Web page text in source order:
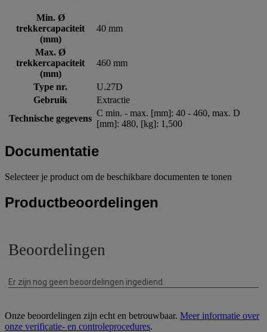
Min. Ø
trekkercapaciteit
(mm)
40 mm
Max. Ø
trekkercapaciteit
(mm)
460 mm
Type nr.
U.27D
Gebruik
Extractie
Technische gegevens
C min. - max. [mm]: 40 - 460, max. D
[mm]: 480, [kg]: 1,500
Documentatie
Selecteer je product om de beschikbare documenten te tonen
Productbeoordelingen
Onze beoordelingen zijn echt en betrouwbaar. Meer informatie over
onze verificatie- en controleprocedures.